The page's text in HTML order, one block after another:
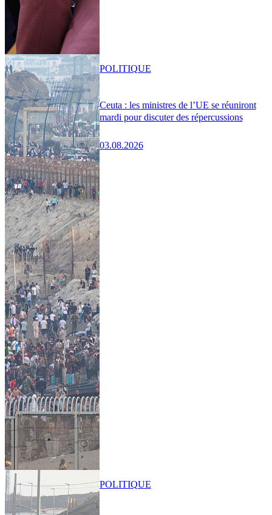
Ceuta : les ministres de l’UE se réuniront
mardi pour discuter des répercussions
03.08.2026
POLITIQUE
POLITIQUE